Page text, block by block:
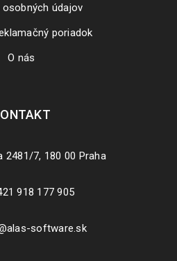
osobných údajov
poriadok
O nás
2481/7, 180 00 Praha
918 177 905
software.sk